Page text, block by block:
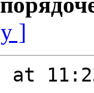
]
at